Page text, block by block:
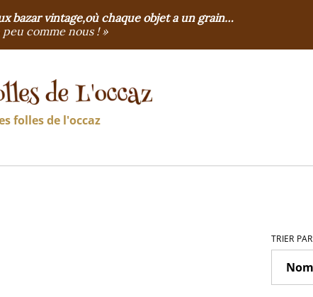
bazar vintage,où chaque objet a un grain…
peu comme nous ! »
folles de l'occaz
TRIER PAR